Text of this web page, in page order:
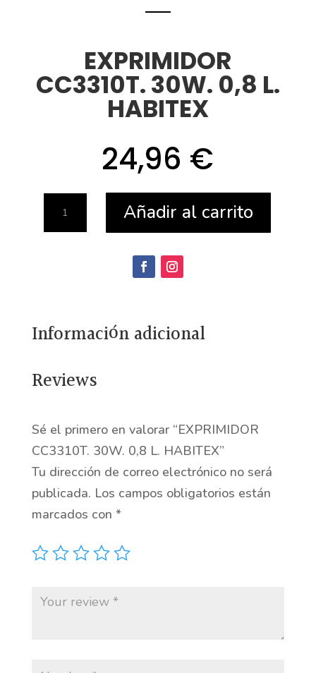
EXPRIMIDOR
CC3310T. 30W. 0,8 L.
HABITEX
24,96 €
cantidad
Añadir al carrito
Información adicional
Reviews
Sé el primero en valorar “EXPRIMIDOR
CC3310T. 30W. 0,8 L. HABITEX”
Tu dirección de correo electrónico no será
publicada. Los campos obligatorios están
marcados con *